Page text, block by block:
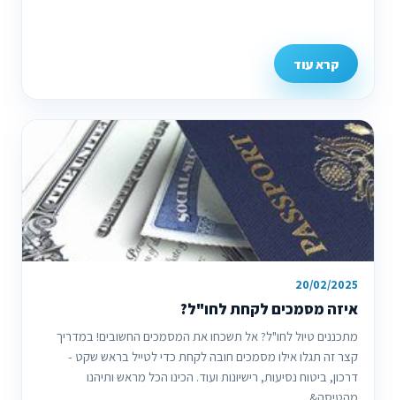
קרא עוד
20/02/2025
איזה מסמכים לקחת לחו"ל?
מתכננים טיול לחו"ל? אל תשכחו את המסמכים החשובים! במדריך
קצר זה תגלו אילו מסמכים חובה לקחת כדי לטייל בראש שקט -
דרכון, ביטוח נסיעות, רישיונות ועוד. הכינו הכל מראש ותיהנו